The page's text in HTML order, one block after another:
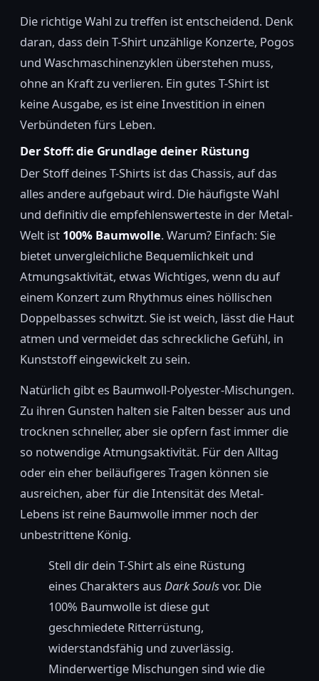
Die richtige Wahl zu treffen ist entscheidend. Denk
daran, dass dein T-Shirt unzählige Konzerte, Pogos
und Waschmaschinenzyklen überstehen muss,
ohne an Kraft zu verlieren. Ein gutes T-Shirt ist
keine Ausgabe, es ist eine Investition in einen
Verbündeten fürs Leben.
Der Stoff: die Grundlage deiner Rüstung
Der Stoff deines T-Shirts ist das Chassis, auf das
alles andere aufgebaut wird. Die häufigste Wahl
und definitiv die empfehlenswerteste in der Metal-
Welt ist 100% Baumwolle. Warum? Einfach: Sie
bietet unvergleichliche Bequemlichkeit und
Atmungsaktivität, etwas Wichtiges, wenn du auf
einem Konzert zum Rhythmus eines höllischen
Doppelbasses schwitzt. Sie ist weich, lässt die Haut
atmen und vermeidet das schreckliche Gefühl, in
Kunststoff eingewickelt zu sein.
Natürlich gibt es Baumwoll-Polyester-Mischungen.
Zu ihren Gunsten halten sie Falten besser aus und
trocknen schneller, aber sie opfern fast immer die
so notwendige Atmungsaktivität. Für den Alltag
oder ein eher beiläufigeres Tragen können sie
ausreichen, aber für die Intensität des Metal-
Lebens ist reine Baumwolle immer noch der
unbestrittene König.
Stell dir dein T-Shirt als eine Rüstung
eines Charakters aus Dark Soulsvor. Die
100% Baumwolle ist diese gut
geschmiedete Ritterrüstung,
widerstandsfähig und zuverlässig.
Minderwertige Mischungen sind wie die